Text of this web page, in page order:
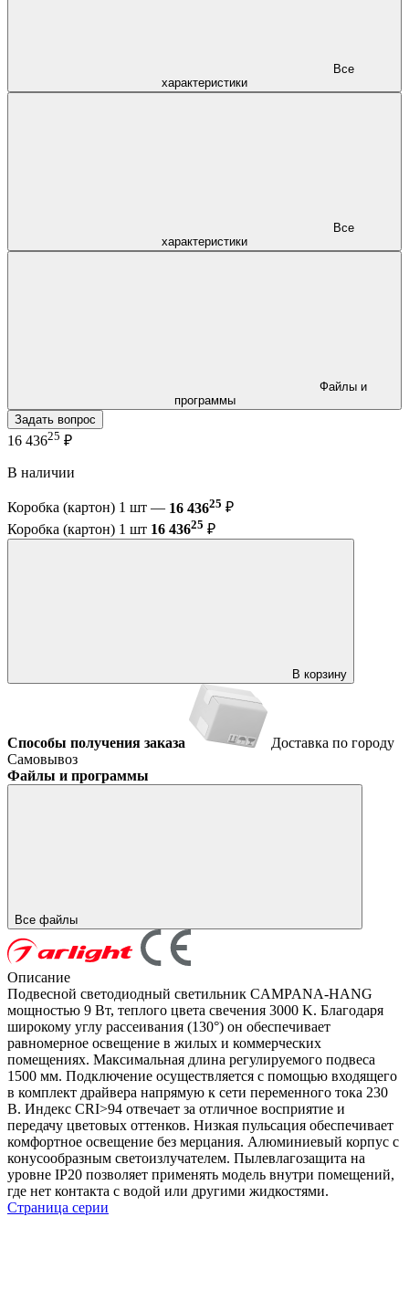
характеристики
характеристики
программы
Задать вопрос
16 43625 ₽
В наличии
Коробка (картон) 1 шт — 16 43625 ₽
Коробка (картон) 1 шт 16 43625 ₽
В корзину
Способы получения заказа
Доставка по городу
Самовывоз
Файлы и программы
Все файлы
Описание
Подвесной светодиодный светильник CAMPANA-HANG
мощностью 9 Вт, теплого цвета свечения 3000 K. Благодаря
широкому углу рассеивания (130°) он обеспечивает
равномерное освещение в жилых и коммерческих
помещениях. Максимальная длина регулируемого подвеса
1500 мм. Подключение осуществляется с помощью входящего
в комплект драйвера напрямую к сети переменного тока 230
В. Индекс CRI>94 отвечает за отличное восприятие и
передачу цветовых оттенков. Низкая пульсация обеспечивает
комфортное освещение без мерцания. Алюминиевый корпус с
конусообразным светоизлучателем. Пылевлагозащита на
уровне IP20 позволяет применять модель внутри помещений,
где нет контакта с водой или другими жидкостями.
Страница серии